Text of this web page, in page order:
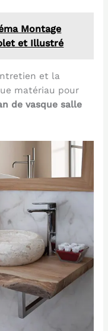
Montage
et Illustré
et la
matériau pour
de vasque salle